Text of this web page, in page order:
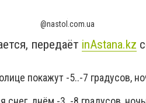
@nastol.com.ua
передаёт inAstana.kz
покажут -5..-7 градусов,